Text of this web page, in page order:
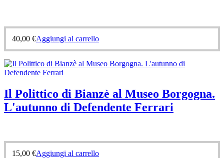
40,00 €Aggiungi al carrello
Il Polittico di Bianzè al Museo Borgogna.
L'autunno di Defendente Ferrari
15,00 €Aggiungi al carrello